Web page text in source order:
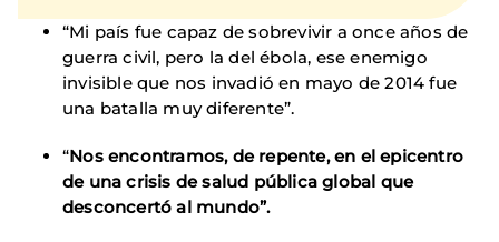
“Mi país fue capaz de sobrevivir a once años de
guerra civil, pero la del ébola, ese enemigo
invisible que nos invadió en mayo de 2014 fue
una batalla muy diferente”.
“Nos encontramos, de repente, en el epicentro
de una crisis de salud pública global que
desconcertó al mundo”.